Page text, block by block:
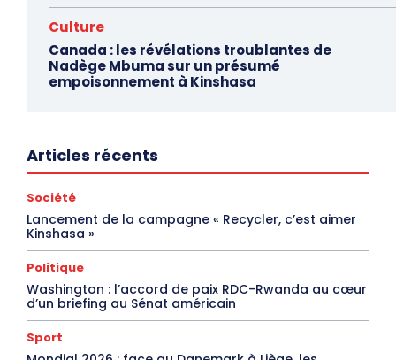
Culture
Canada : les révélations troublantes de
Nadège Mbuma sur un présumé
empoisonnement à Kinshasa
Articles récents
Société
Lancement de la campagne « Recycler, c’est aimer
Kinshasa »
Politique
Washington : l’accord de paix RDC-Rwanda au cœur
d’un briefing au Sénat américain
Sport